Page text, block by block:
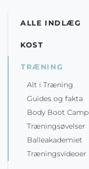
ALLE INDLÆG
KOST
TRÆNING
Alt i Træning
Guides og fakta
Body Boot Camp
Træningsøvelser
Balleakademiet
Træningsvideoer